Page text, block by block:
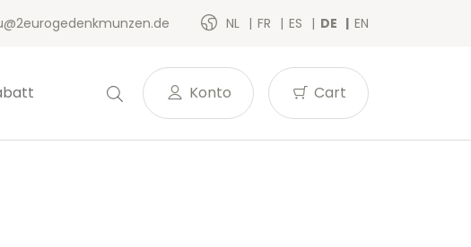
NL FR ES DE EN
Konto Cart